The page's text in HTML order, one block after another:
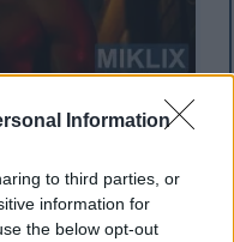
Information
to third parties, or
information for
the below opt-out
urbain sombre avec
regard déterminé.
supérieures.